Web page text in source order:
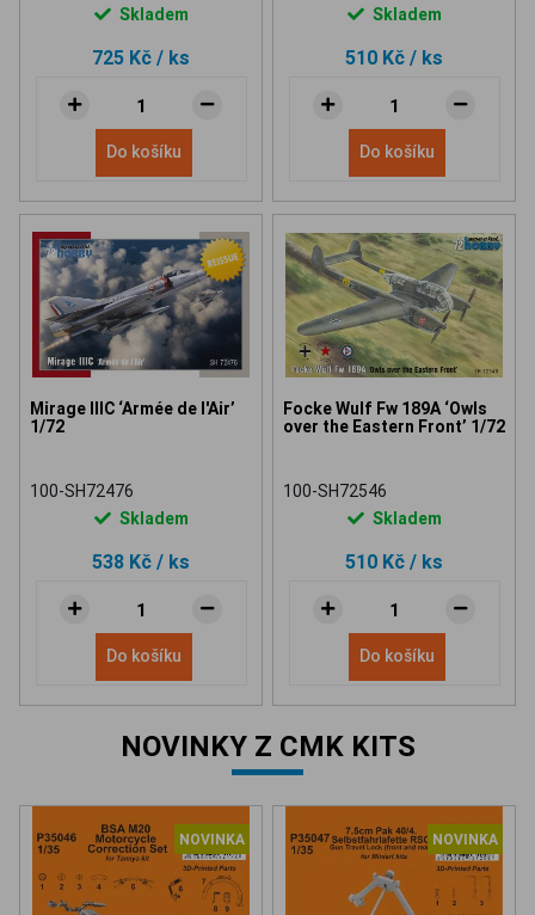
Skladem
725 Kč / ks
Do košíku
Skladem
510 Kč / ks
Do košíku
Mirage IIIC ‘Armée de l'Air’
1/72
100-SH72476
Skladem
538 Kč / ks
Do košíku
Focke Wulf Fw 189A ‘Owls
over the Eastern Front’ 1/72
100-SH72546
Skladem
510 Kč / ks
Do košíku
NOVINKY Z CMK KITS
NOVINKA NOVINKA